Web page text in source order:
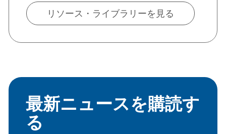
リソース・ライブラリーを見る
最新ニュースを購読す
る